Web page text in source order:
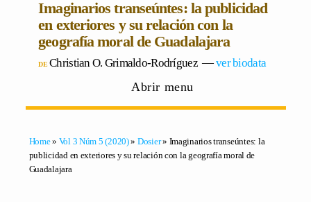
Imaginarios transeúntes: la publicidad
en exteriores y su relación con la
geografía moral de Guadalajara
Christian O. Grimaldo-Rodríguez ―ver biodata
Abrir menu
Home» Vol 3 Núm 5 (2020)» Dosier» Imaginarios transeúntes: la
publicidad en exteriores y su relación con la geografía moral de
Guadalajara